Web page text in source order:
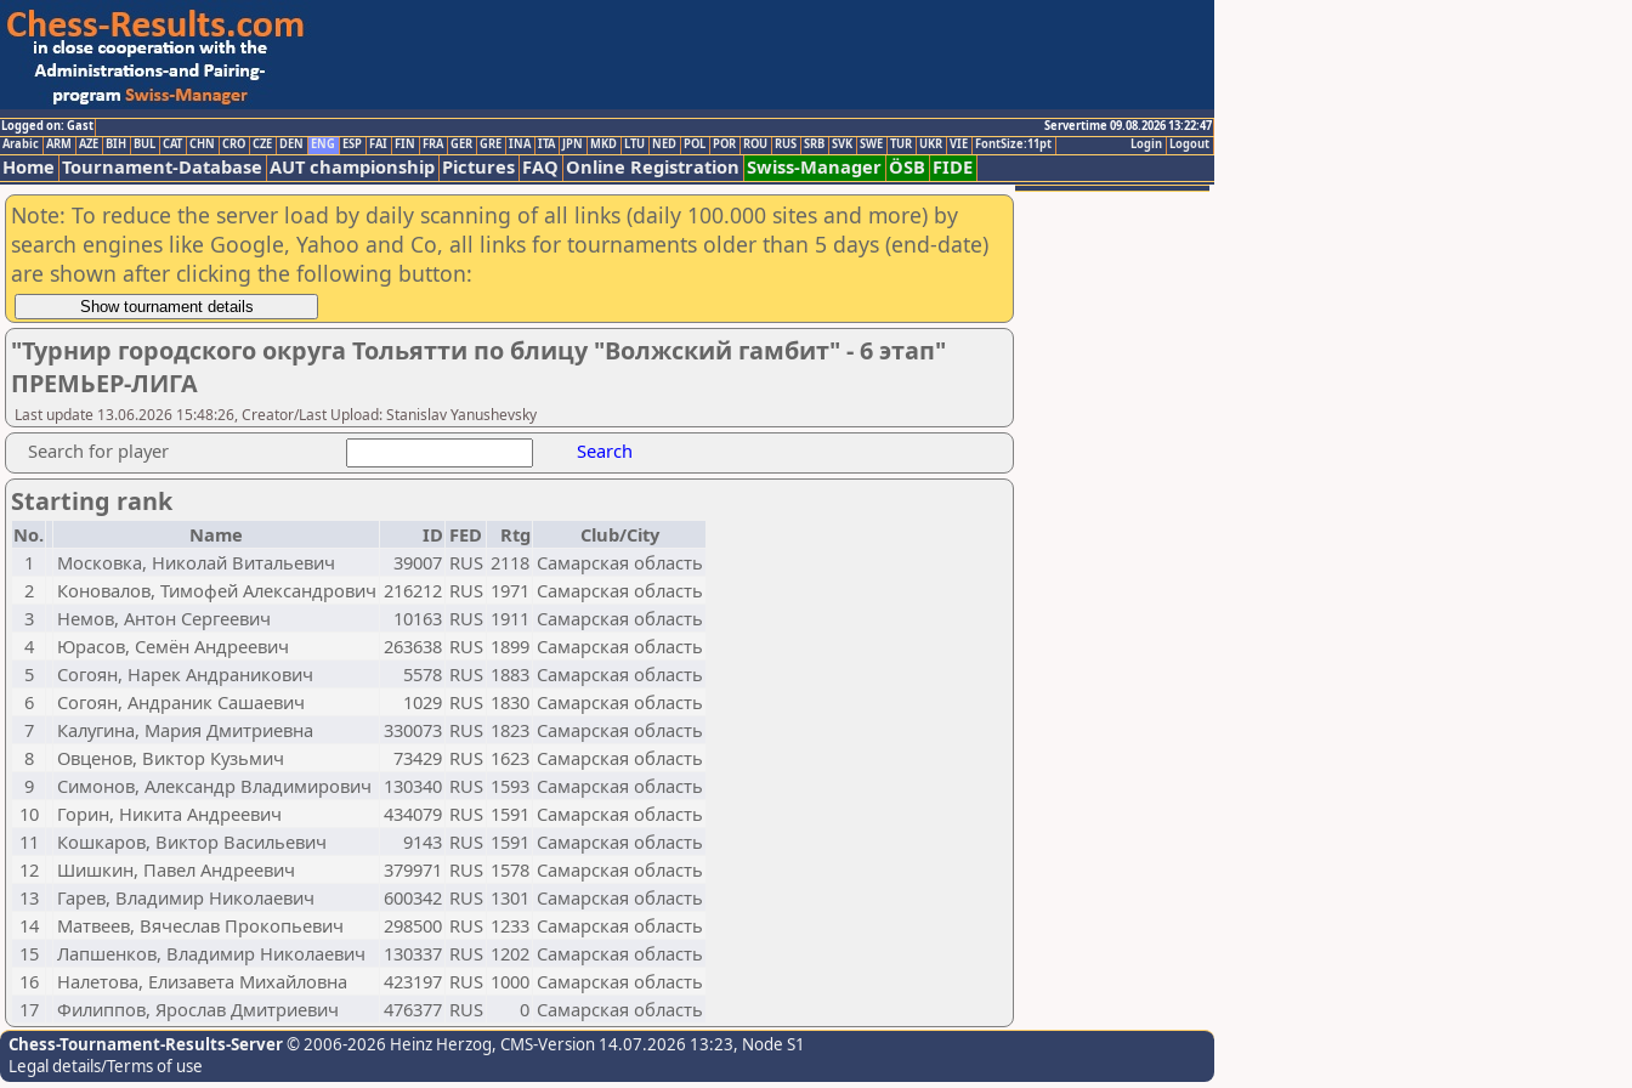
Logged on: Gast
Servertime 09.08.2026 13:22:47
Logout
Login
Arabic ARM AZE BIH BUL CAT CHN CRO CZE DEN ENG ESP FAI FIN FRA GER GRE INA ITA JPN MKD LTU NED POL POR ROU RUS SRB SVK SWE TUR UKR VIE FontSize:11pt
Home Tournament-Database AUT championship Pictures FAQ Online Registration Swiss-Manager ÖSB FIDE
Note: To reduce the server load by daily scanning of all links (daily 100.000 sites and more) by
search engines like Google, Yahoo and Co, all links for tournaments older than 5 days (end-date)
are shown after clicking the following button:
"Турнир городского округа Тольятти по блицу "Волжский гамбит" - 6 этап"
ПРЕМЬЕР-ЛИГА
Last update 13.06.2026 15:48:26, Creator/Last Upload: Stanislav Yanushevsky
Search for player Search
Starting rank
No. Name ID FED Rtg
Club/City
1
Московка, Николай Витальевич 39007 RUS 2118 Самарская область
2
Коновалов, Тимофей Александрович 216212 RUS 1971 Самарская область
3
Немов, Антон Сергеевич 10163 RUS 1911 Самарская область
4
Юрасов, Семён Андреевич 263638 RUS 1899 Самарская область
5
Согоян, Нарек Андраникович 5578 RUS 1883 Самарская область
6
Согоян, Андраник Сашаевич 1029 RUS 1830 Самарская область
7
Калугина, Мария Дмитриевна 330073 RUS 1823 Самарская область
8
Овценов, Виктор Кузьмич 73429 RUS 1623 Самарская область
9
Симонов, Александр Владимирович 130340 RUS 1593 Самарская область
10
Горин, Никита Андреевич 434079 RUS 1591 Самарская область
11
Кошкаров, Виктор Васильевич 9143 RUS 1591 Самарская область
12
Шишкин, Павел Андреевич 379971 RUS 1578 Самарская область
13
Гарев, Владимир Николаевич 600342 RUS 1301 Самарская область
14
Матвеев, Вячеслав Прокопьевич 298500 RUS 1233 Самарская область
15
Лапшенков, Владимир Николаевич 130337 RUS 1202 Самарская область
16
Налетова, Елизавета Михайловна 423197 RUS 1000 Самарская область
17
Филиппов, Ярослав Дмитриевич 476377 RUS 0 Самарская область
Chess-Tournament-Results-Server© 2006-2026 Heinz Herzog, CMS-Version 14.07.2026 13:23, Node S1
Legal details/Terms of use